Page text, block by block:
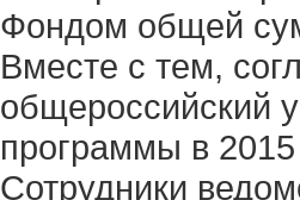
Фондом общей
Вместе с тем,
общероссийский
программы в 2015
Сотрудники